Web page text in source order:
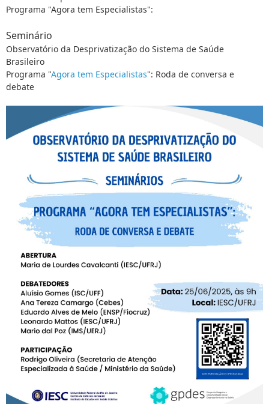
Programa "Agora tem Especialistas":
Seminário
Observatório da Desprivatização do Sistema de Saúde
Brasileiro
Programa "Agora tem Especialistas": Roda de conversa e
debate